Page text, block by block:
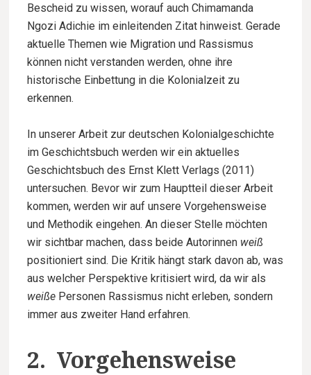
Bescheid zu wissen, worauf auch Chimamanda
Ngozi Adichie im einleitenden Zitat hinweist. Gerade
aktuelle Themen wie Migration und Rassismus
können nicht verstanden werden, ohne ihre
historische Einbettung in die Kolonialzeit zu
erkennen.
In unserer Arbeit zur deutschen Kolonialgeschichte
im Geschichtsbuch werden wir ein aktuelles
Geschichtsbuch des Ernst Klett Verlags (2011)
untersuchen. Bevor wir zum Hauptteil dieser Arbeit
kommen, werden wir auf unsere Vorgehensweise
und Methodik eingehen. An dieser Stelle möchten
wir sichtbar machen, dass beide Autorinnen weiß
positioniert sind. Die Kritik hängt stark davon ab, was
aus welcher Perspektive kritisiert wird, da wir als
weiße Personen Rassismus nicht erleben, sondern
immer aus zweiter Hand erfahren.
2. Vorgehensweise